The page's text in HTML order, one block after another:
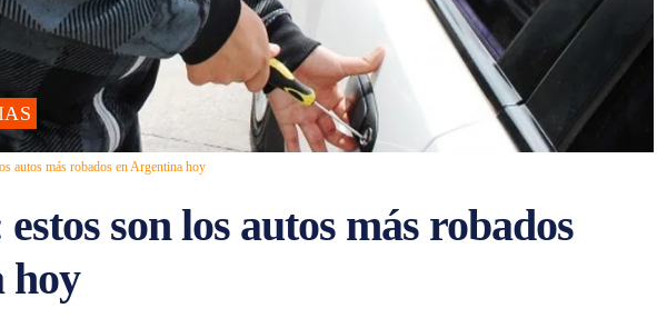
autos más robados en Argentina hoy
son los autos más robados
hoy